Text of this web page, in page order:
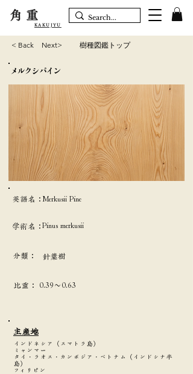
角重
KAKUJYU
< Back Next> 樹種図鑑トップ
メルクシパイン
英語名：Merkusii Pine
学術名：Pinus merkusii
分類： 針葉樹
​比重： 0.39〜0.63
主産地
インドネシア（スマトラ島）
ミャンマー
タイ・ラオス・カンボジア・ベトナム（インドシナ半
島）
フィリピン